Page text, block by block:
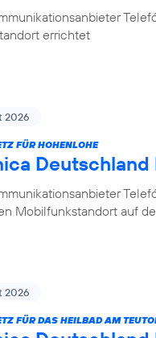
errichtet
2026
FÜR HOHENLOHE
Mobilfunkstandort auf
2026
FÜR DAS HEILBAD AM